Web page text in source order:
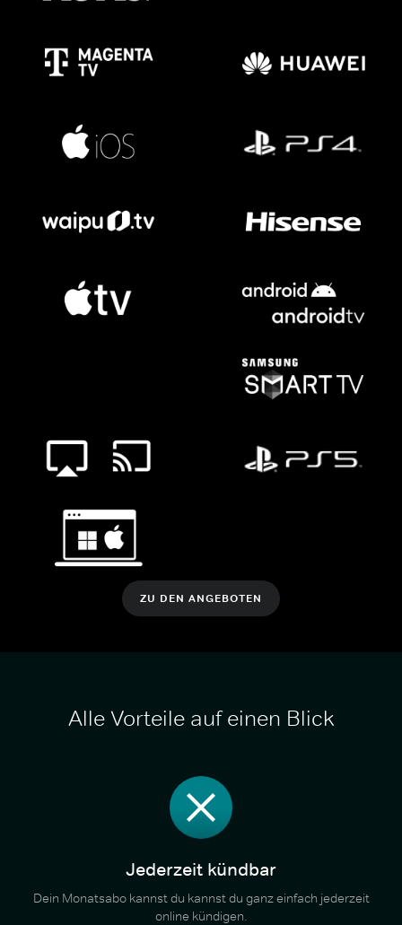
ZU DEN ANGEBOTEN
Alle Vorteile auf einen Blick
Jederzeit kündbar
Dein Monatsabo kannst du kannst du ganz einfach jederzeit
online kündigen.